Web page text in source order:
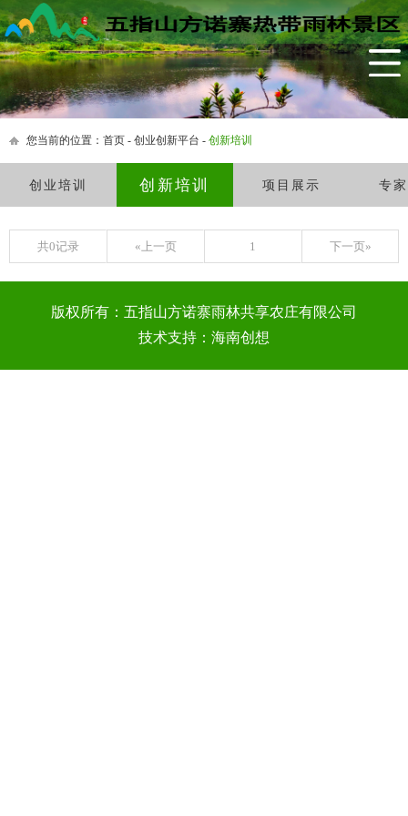
网站首页
景区简介
生态农庄
茶园小镇
黎家美食
四季活动
您当前的位置： 首页 - 创业创新平台 - 创新培训
创业培训 创新培训 项目展示 专
共0记录 «上一页 1 下一页»
版权所有：五指山方诺寨雨林共享农庄有限公司
技术支持：海南创想